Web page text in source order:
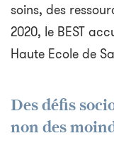
soins, des
2020, le BEST
Haute Ecole de
Des défis
non des